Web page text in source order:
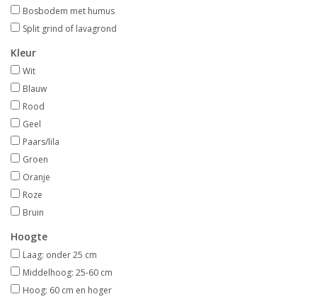
Bosbodem met humus
Split grind of lavagrond
Kleur
Wit
Blauw
Rood
Geel
Paars/lila
Groen
Oranje
Roze
Bruin
Hoogte
Laag: onder 25 cm
Middelhoog: 25-60 cm
Hoog: 60 cm en hoger